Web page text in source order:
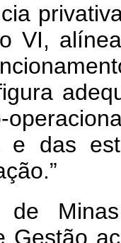
VI,
e das
de
Gestão